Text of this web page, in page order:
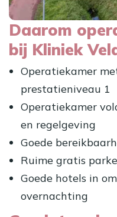
Daarom
bij Kliniek
Operatiekamer
prestatieniveau 1
Operatiekamer
en regelgeving
Goede
Ruime gratis
Goede hotels in
overnachting